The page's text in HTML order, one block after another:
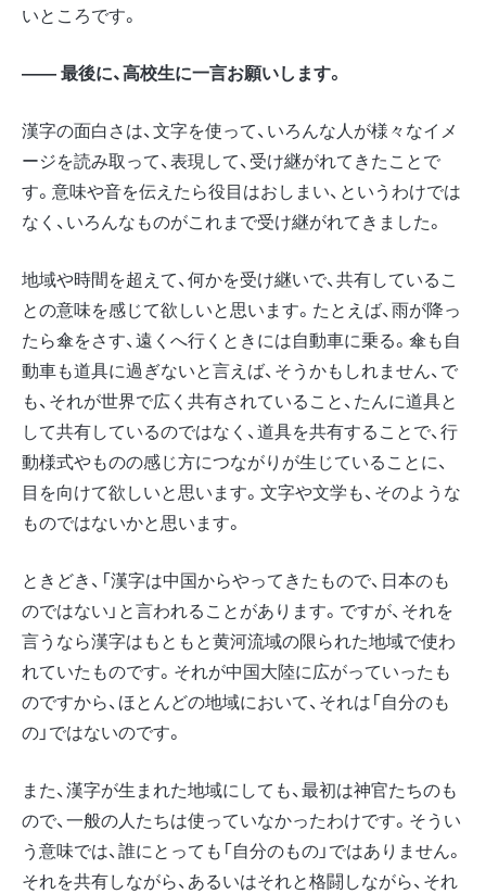
いところです。
―― 最後に、高校生に一言お願いします。
漢字の面白さは、文字を使って、いろんな人が様々なイメ
ージを読み取って、表現して、受け継がれてきたことで
す。意味や音を伝えたら役目はおしまい、というわけでは
なく、いろんなものがこれまで受け継がれてきました。
地域や時間を超えて、何かを受け継いで、共有しているこ
との意味を感じて欲しいと思います。たとえば、雨が降っ
たら傘をさす、遠くへ行くときには自動車に乗る。傘も自
動車も道具に過ぎないと言えば、そうかもしれません、で
も、それが世界で広く共有されていること、たんに道具と
して共有しているのではなく、道具を共有することで、行
動様式やものの感じ方につながりが生じていることに、
目を向けて欲しいと思います。文字や文学も、そのような
ものではないかと思います。
ときどき、「漢字は中国からやってきたもので、日本のも
のではない」と言われることがあります。ですが、それを
言うなら漢字はもともと黄河流域の限られた地域で使わ
れていたものです。それが中国大陸に広がっていったも
のですから、ほとんどの地域において、それは「自分のも
の」ではないのです。
また、漢字が生まれた地域にしても、最初は神官たちのも
ので、一般の人たちは使っていなかったわけです。そうい
う意味では、誰にとっても「自分のもの」ではありません。
それを共有しながら、あるいはそれと格闘しながら、それ